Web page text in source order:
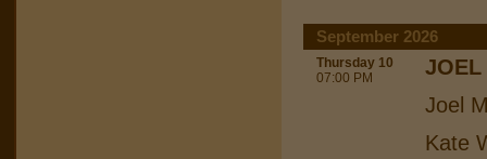
September 2026
Thursday 10
07:00 PM
JOEL
Joel
Kate